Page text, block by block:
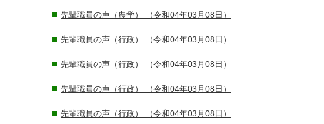
先輩職員の声（農学） （令和04年03月08日）
先輩職員の声（行政） （令和04年03月08日）
先輩職員の声（行政） （令和04年03月08日）
先輩職員の声（行政） （令和04年03月08日）
先輩職員の声（行政） （令和04年03月08日）